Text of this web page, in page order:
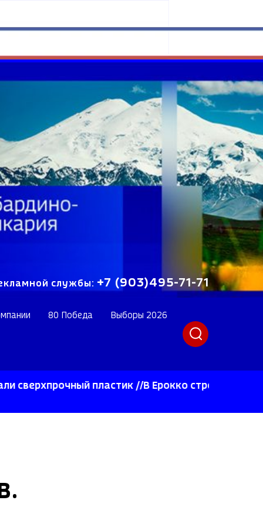
службы: +7 (903)495-71-71
80 Победа Выборы 2026
пластик //В Ерокко строят